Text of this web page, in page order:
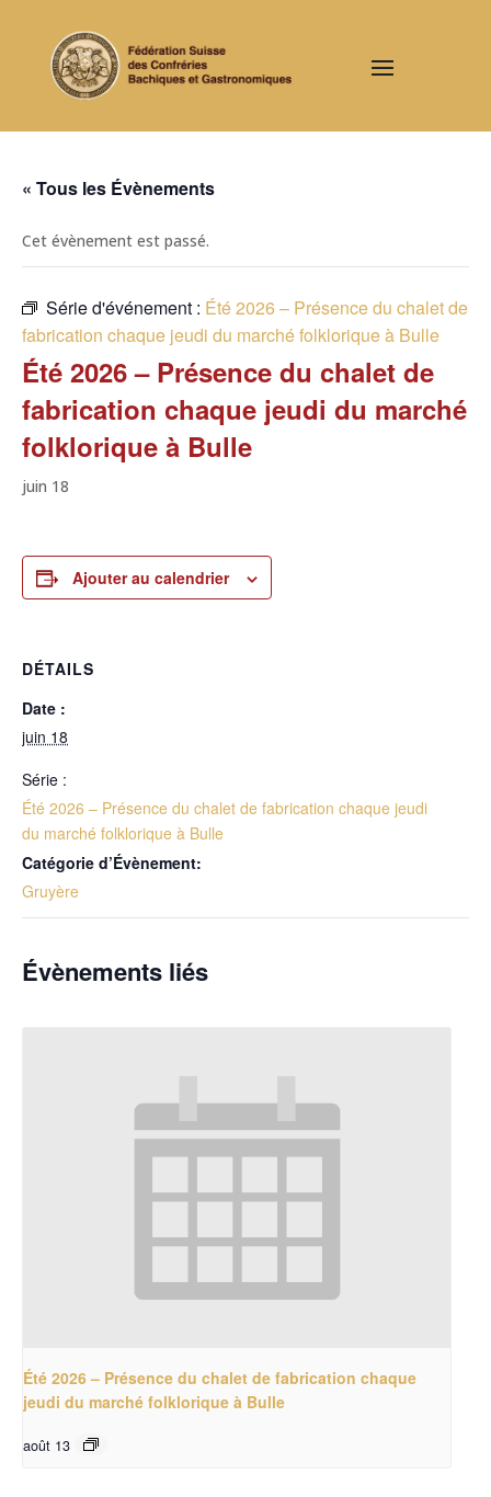
« Tous les Évènements
Cet évènement est passé.
Série d'événement : Été 2026 – Présence du chalet de
fabrication chaque jeudi du marché folklorique à Bulle
Été 2026 – Présence du chalet de
fabrication chaque jeudi du marché
folklorique à Bulle
juin 18
Ajouter au calendrier
DÉTAILS
Date :
juin 18
Série :
Été 2026 – Présence du chalet de fabrication chaque jeudi
du marché folklorique à Bulle
Catégorie d’Évènement:
Gruyère
Évènements liés
Été 2026 – Présence du chalet de fabrication chaque
jeudi du marché folklorique à Bulle
août 13